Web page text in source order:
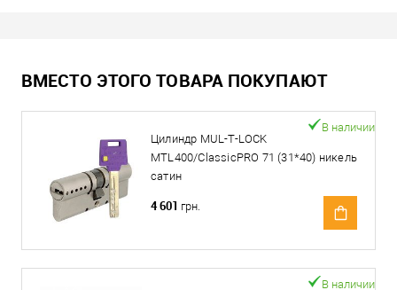
ВМЕСТО ЭТОГО ТОВАРА ПОКУПАЮТ
Цилиндр MUL-T-LOCK
MTL400/ClassicPRO 71 (31*40) никель
сатин
В наличии
4 601 грн.
В наличии